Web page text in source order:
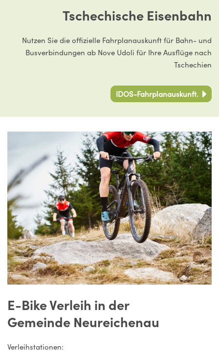
Tschechische Eisenbahn
Nutzen Sie die offizielle Fahrplanauskunft für Bahn- und
Busverbindungen ab Nove Udoli für Ihre Ausflüge nach
Tschechien
IDOS-Fahrplanauskunft.
E-Bike Verleih in der
Gemeinde Neureichenau
Verleihstationen: